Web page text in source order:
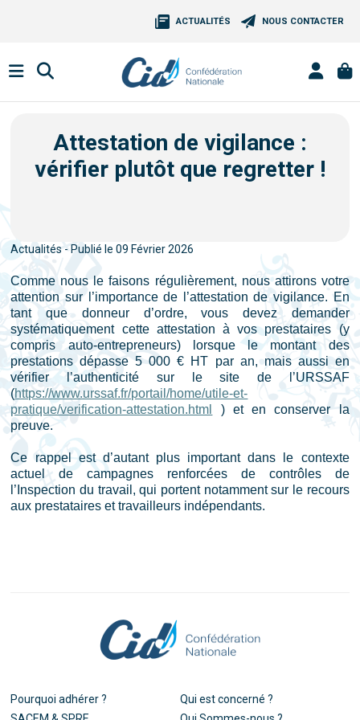
ACTUALITÉS NOUS CONTACTER
Attestation de vigilance :
vérifier plutôt que regretter !
Actualités - Publié le 09 Février 2026
Comme nous le faisons régulièrement, nous attirons votre
attention sur l’importance de l’attestation de vigilance. En
tant que donneur d’ordre, vous devez demander
systématiquement cette attestation à vos prestataires (y
compris auto-entrepreneurs) lorsque le montant des
prestations dépasse 5 000 € HT par an, mais aussi en
vérifier l’authenticité sur le site de l’URSSAF
(https://www.urssaf.fr/portail/home/utile-et-
pratique/verification-attestation.html
) et en conserver la
preuve.
Ce rappel est d’autant plus important dans le contexte
actuel de campagnes renforcées de contrôles de
l’Inspection du travail, qui portent notamment sur le recours
aux prestataires et travailleurs indépendants.
Pourquoi adhérer ?
Qui est concerné ?